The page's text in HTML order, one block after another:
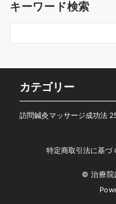
キーワード検索
カテゴリー
訪問鍼灸マッサージ成功法
特定商取引法に基づ
© 治療院